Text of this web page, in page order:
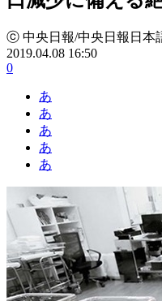
ⓒ 中央日報/中央日報日本
2019.04.08 16:50
0
あ
あ
あ
あ
あ